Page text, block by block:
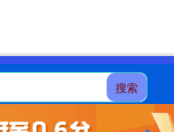
搜索